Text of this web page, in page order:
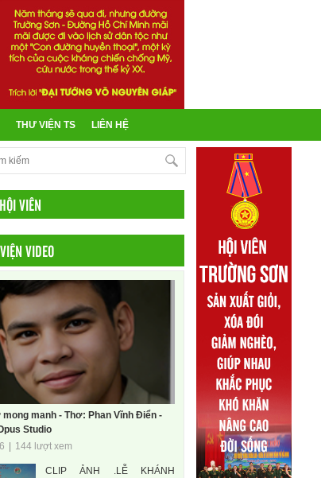
THƯ VIỆN TS LIÊN HỆ
VIÊN
VIDEO
mong manh - Thơ: Phan Vĩnh Điển -
Studio
144 lượt xem
CLIP ẢNH .LỄ KHÁNH